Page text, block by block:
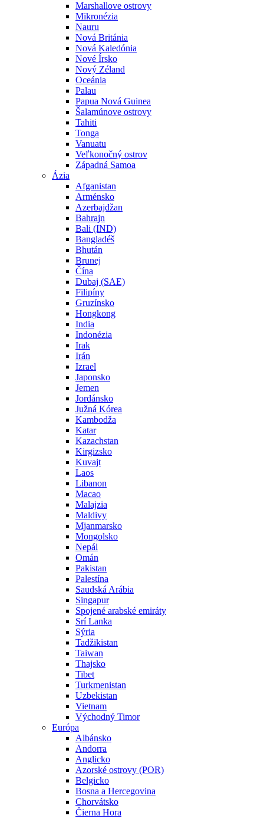
Marshallove ostrovy
Mikronézia
Nauru
Nová Británia
Nová Kaledónia
Nové Írsko
Nový Zéland
Oceánia
Palau
Papua Nová Guinea
Šalamúnove ostrovy
Tahiti
Tonga
Vanuatu
Veľkonočný ostrov
Západná Samoa
Ázia
Afganistan
Arménsko
Azerbajdžan
Bahrajn
Bali (IND)
Bangladéš
Bhután
Brunej
Čína
Dubaj (SAE)
Filipíny
Gruzínsko
Hongkong
India
Indonézia
Irak
Irán
Izrael
Japonsko
Jemen
Jordánsko
Južná Kórea
Kambodža
Katar
Kazachstan
Kirgizsko
Kuvajt
Laos
Libanon
Macao
Malajzia
Maldivy
Mjanmarsko
Mongolsko
Nepál
Omán
Pakistan
Palestína
Saudská Arábia
Singapur
Spojené arabské emiráty
Srí Lanka
Sýria
Tadžikistan
Taiwan
Thajsko
Tibet
Turkmenistan
Uzbekistan
Vietnam
Východný Timor
Európa
Albánsko
Andorra
Anglicko
Azorské ostrovy (POR)
Belgicko
Bosna a Hercegovina
Chorvátsko
Čierna Hora